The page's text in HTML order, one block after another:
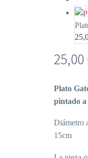
25,00
Plato
pintado a
Diámetro
15cm